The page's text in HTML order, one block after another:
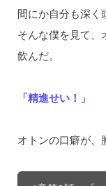
間にか自分も深く
そんな僕を見て、
飲んだ。
「精進せい！」
オトンの口癖が、